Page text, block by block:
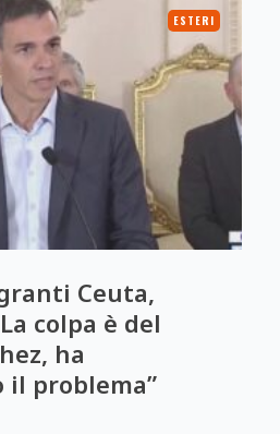
ESTERI
Ceuta,
colpa è del
ha
problema”